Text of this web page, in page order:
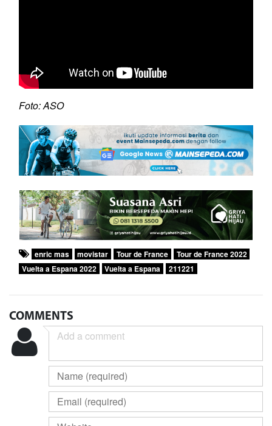
Foto: ASO
enric mas movistar Tour de France
Tour de France 2022
Vuelta a Espana 2022
Vuelta a Espana 211221
COMMENTS